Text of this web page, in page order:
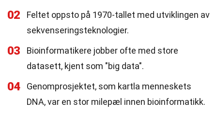
02
Feltet oppsto på 1970-tallet med utviklingen av
sekvenseringsteknologier.
03
Bioinformatikere jobber ofte med store
datasett, kjent som "big data".
04
Genomprosjektet, som kartla menneskets
DNA, var en stor milepæl innen bioinformatikk.